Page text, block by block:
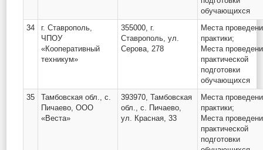
обучающихся
34
г. Ставрополь,
ЧПОУ
«Кооперативный
техникум»
355000, г.
Ставрополь, ул.
Серова, 278
Места
практики;
Места
практической
подготовки
обучающихся
35
Тамбовская обл., с.
Пичаево, ООО
«Веста»
393970, Тамбовская
обл., с. Пичаево,
ул. Красная, 33
Места
практики;
Места
практической
подготовки